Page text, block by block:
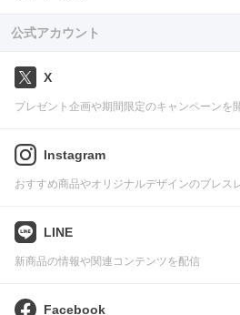
公式アカウント
X
プレゼント企画や期間限定のキャンペーンを
Instagram
おすすめ商品やオリジナルデザインのブレス
LINE
新商品の情報や関連コンテンツを配信
Facebook